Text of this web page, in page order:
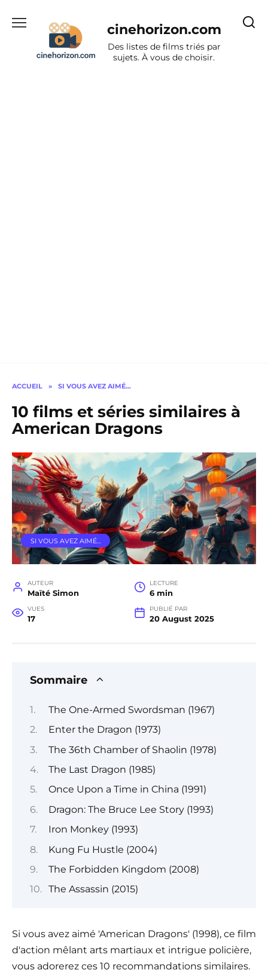
cinehorizon.com
Des listes de films triés par
sujets. À vous de choisir.
ACCUEIL » SI VOUS AVEZ AIMÉ…
10 films et séries similaires à
American Dragons
SI VOUS AVEZ AIMÉ…
AUTEUR
Maïté Simon
LECTURE
6 min
VUES
17
PUBLIÉ PAR
20 August 2025
Sommaire
The One-Armed Swordsman (1967)
Enter the Dragon (1973)
The 36th Chamber of Shaolin (1978)
The Last Dragon (1985)
Once Upon a Time in China (1991)
Dragon: The Bruce Lee Story (1993)
Iron Monkey (1993)
Kung Fu Hustle (2004)
The Forbidden Kingdom (2008)
The Assassin (2015)
Si vous avez aimé 'American Dragons' (1998), ce film
d'action mêlant arts martiaux et intrigue policière,
vous adorerez ces 10 recommandations similaires.